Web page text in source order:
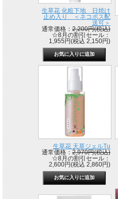
生草花 化粧下地 日焼け
止め入り ＜ネコポス配
送可＞
通常価格：2,200円(税込)
☆8月の割引セール：
1,955円(税込 2,150円)
生草花 天草ジェルTu
通常価格：2,970円(税込)
☆8月の割引セール：
2,600円(税込 2,860円)